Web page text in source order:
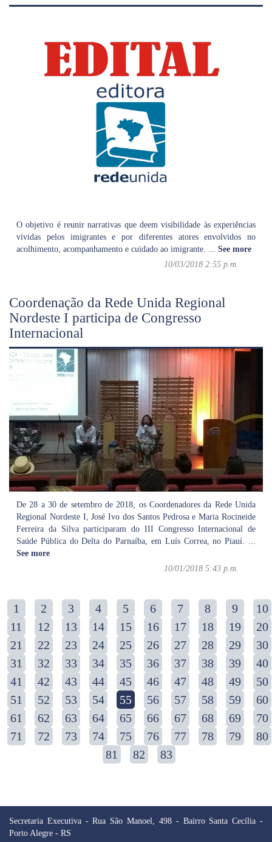
O objetivo é reunir narrativas que deem visibilidade às experiências
vividas pelos imigrantes e por diferentes atores envolvidos no
acolhimento, acompanhamento e cuidado ao imigrante. ... See more
10/03/2018 2:55 p.m.
Coordenação da Rede Unida Regional
Nordeste I participa de Congresso
Internacional
De 28 a 30 de setembro de 2018, os Coordenadores da Rede Unida
Regional Nordeste I, José Ivo dos Santos Pedrosa e Maria Rocineide
Ferreira da Silva participaram do III Congresso Internacional de
Saúde Pública do Delta do Parnaíba, em Luís Correa, no Piauí. ...
See more
10/01/2018 5:43 p.m.
1 2 3 4 5 6 7 8 9
10
11
12 13 14 15 16 17 18 19
20
21
22 23 24 25 26 27 28 29
30
31
32 33 34 35 36 37 38 39
40
41
42 43 44 45 46 47 48 49
50
51
52 53 54 55 56 57 58 59
60
61
62 63 64 65 66 67 68 69
70
71
72 73 74 75 76 77 78 79
80
81
82 83
Secretaria Executiva - Rua São Manoel, 498 - Bairro Santa Cecília -
Porto Alegre - RS